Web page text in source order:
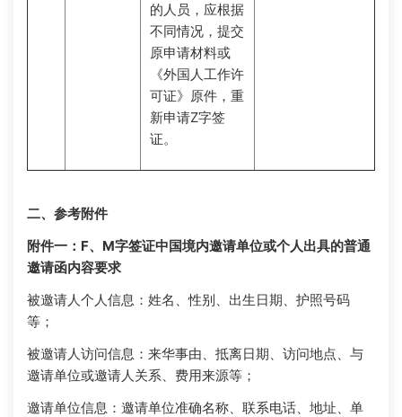
的人员，应根据
不同情况，提交
原申请材料或
《外国人工作许
可证》原件，重
新申请Z字签
证。
二、参考附件
附件一：F、M字签证中国境内邀请单位或个人出具的普通
邀请函内容要求
被邀请人个人信息：姓名、性别、出生日期、护照号码
等；
被邀请人访问信息：来华事由、抵离日期、访问地点、与
邀请单位或邀请人关系、费用来源等；
邀请单位信息：邀请单位准确名称、联系电话、地址、单